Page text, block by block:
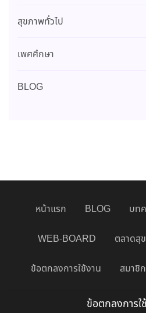
สุขภาพทั่วไป
เพศศึกษา
BLOG
หน้าแรก BLOG บท
WEB-BOARD ตลาดสุ
ข้อตกลงการใช้งาน สมาชิ
ข้อตกลงการใ